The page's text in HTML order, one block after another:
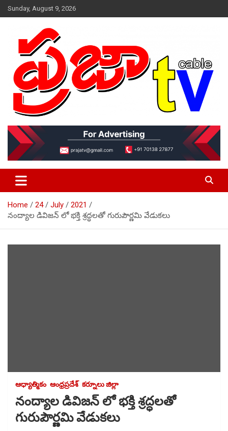
Skip
to
Sunday, August 9, 2026
prajaatv.com
Home 24 July
2021
నంద్యాల డివిజన్ లో భక్తి శ్రద్ధలతో గురుపౌర్ణమి వేడుకలు
ఆధ్యాత్మికం ఆంధ్రప్రదేశ్ కర్నూలు జిల్లా
నంద్యాల డివిజన్ లో భక్తి శ్రద్ధలతో
గురుపౌర్ణమి వేడుకలు